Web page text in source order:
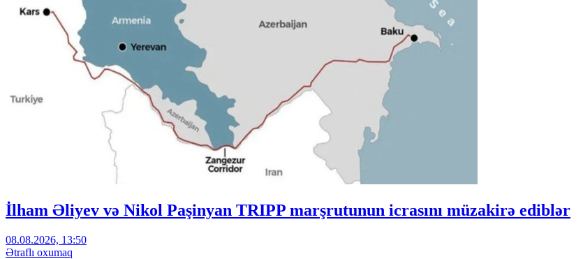
İlham Əliyev və Nikol Paşinyan TRIPP marşrutunun icrasını müzakirə ediblər
08.08.2026, 13:50
Ətraflı oxumaq